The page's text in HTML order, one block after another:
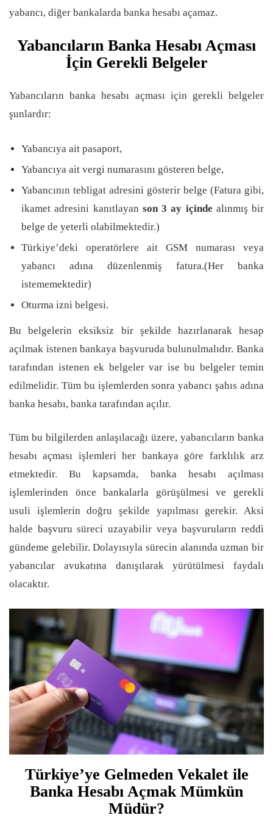
yabancı, diğer bankalarda banka hesabı açamaz.
Yabancıların Banka Hesabı Açması
İçin Gerekli Belgeler
Yabancıların banka hesabı açması için gerekli belgeler
şunlardır:
Yabancıya ait pasaport,
Yabancıya ait vergi numarasını gösteren belge,
Yabancının tebligat adresini gösterir belge (Fatura gibi,
ikamet adresini kanıtlayan son 3 ay içinde alınmış bir
belge de yeterli olabilmektedir.)
Türkiye’deki operatörlere ait GSM numarası veya
yabancı adına düzenlenmiş fatura.(Her banka
istememektedir)
Oturma izni belgesi.
Bu belgelerin eksiksiz bir şekilde hazırlanarak hesap
açılmak istenen bankaya başvuruda bulunulmalıdır. Banka
tarafından istenen ek belgeler var ise bu belgeler temin
edilmelidir. Tüm bu işlemlerden sonra yabancı şahıs adına
banka hesabı, banka tarafından açılır.
Tüm bu bilgilerden anlaşılacağı üzere, yabancıların banka
hesabı açması işlemleri her bankaya göre farklılık arz
etmektedir. Bu kapsamda, banka hesabı açılması
işlemlerinden önce bankalarla görüşülmesi ve gerekli
usuli işlemlerin doğru şekilde yapılması gerekir. Aksi
halde başvuru süreci uzayabilir veya başvuruların reddi
gündeme gelebilir. Dolayısıyla sürecin alanında uzman bir
yabancılar avukatına danışılarak yürütülmesi faydalı
olacaktır.
Türkiye’ye Gelmeden Vekalet ile
Banka Hesabı Açmak Mümkün
Müdür?